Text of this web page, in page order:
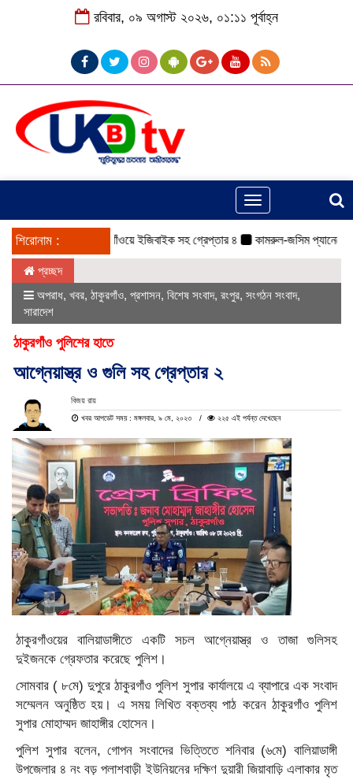
রবিবার, ০৯ অগাস্ট ২০২৬, ০১:১১ পূর্বাহ্ন
Toggle
navigation
শিরোনাম : ঠাকুরগাঁওয়ে ইজিবাইক সহ গ্রেপ্তার ৪ কামরুল-জসিম প্যানেলের
প্রচ্ছদ
অপরাধ, খবর, ঠাকুরগাঁও, প্রশাসন, বিশেষ সংবাদ, রংপুর, সংগঠন সংবাদ,
সারাদেশ
ঠাকুরগাঁও পুলিশের হাতে
আগ্নেয়াস্ত্র ও গুলি সহ গ্রেপ্তার ২
বিজয় রায়
খবর আপডেট সময় : মঙ্গলবার, ৯ মে, ২০২৩ ২২৫ এই পর্যন্ত দেখেছেন
ঠাকুরগাঁওয়ের বালিয়াডাঙ্গীতে একটি সচল আগ্নেয়াস্ত্র ও তাজা গুলিসহ
দুইজনকে গ্রেফতার করেছে পুলিশ।
সোমবার ( ৮মে) দুপুরে ঠাকুরগাঁও পুলিশ সুপার কার্যালয়ে এ ব্যাপারে এক সংবাদ
সম্মেলন অনুষ্ঠিত হয়। এ সময় লিখিত বক্তব্য পাঠ করেন ঠাকুরগাঁও পুলিশ
সুপার মোহাম্মদ জাহাঙ্গীর হোসেন।
পুলিশ সুপার বলেন, গোপন সংবাদের ভিত্তিতে শনিবার (৬মে) বালিয়াডাঙ্গী
উপজেলার ৪ নং বড় পলাশবাড়ী ইউনিয়নের দক্ষিণ দুয়ারী জিয়াবাড়ি এলাকার মৃত